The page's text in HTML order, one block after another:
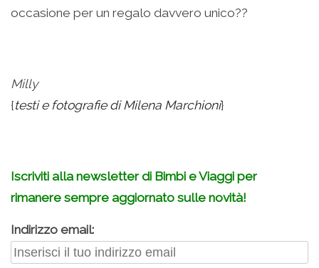
occasione per un regalo davvero unico??
Milly
{testi e fotografie di Milena Marchioni}
Iscriviti alla newsletter di Bimbi e Viaggi per
rimanere sempre aggiornato sulle novità!
Indirizzo email: